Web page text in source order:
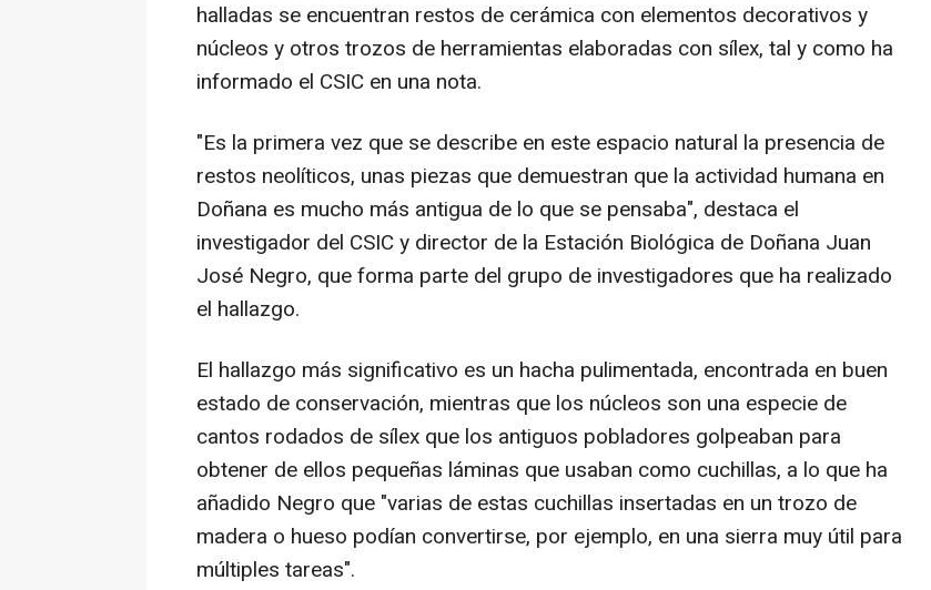
halladas se encuentran restos de cerámica con elementos decorativos y
núcleos y otros trozos de herramientas elaboradas con sílex, tal y como ha
informado el CSIC en una nota.
"Es la primera vez que se describe en este espacio natural la presencia de
restos neolíticos, unas piezas que demuestran que la actividad humana en
Doñana es mucho más antigua de lo que se pensaba", destaca el
investigador del CSIC y director de la Estación Biológica de Doñana Juan
José Negro, que forma parte del grupo de investigadores que ha realizado
el hallazgo.
El hallazgo más significativo es un hacha pulimentada, encontrada en buen
estado de conservación, mientras que los núcleos son una especie de
cantos rodados de sílex que los antiguos pobladores golpeaban para
obtener de ellos pequeñas láminas que usaban como cuchillas, a lo que ha
añadido Negro que "varias de estas cuchillas insertadas en un trozo de
madera o hueso podían convertirse, por ejemplo, en una sierra muy útil para
múltiples tareas".